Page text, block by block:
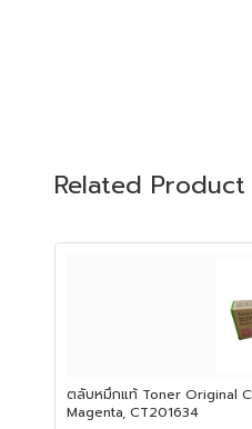
Related
ตลับหมึกแท้ Toner Original
Magenta, CT201634